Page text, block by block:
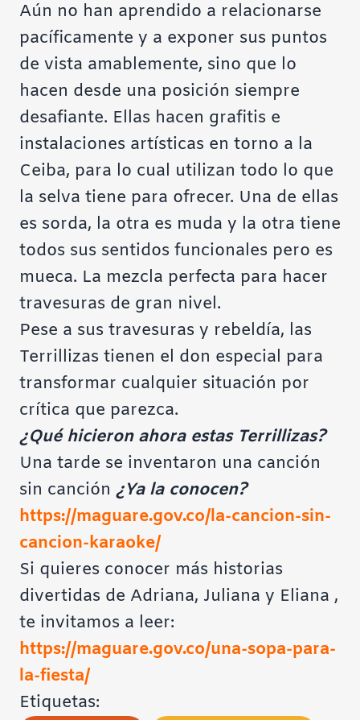
Aún no han aprendido a relacionarse
pacíficamente y a exponer sus puntos
de vista amablemente, sino que lo
hacen desde una posición siempre
desafiante. Ellas hacen grafitis e
instalaciones artísticas en torno a la
Ceiba, para lo cual utilizan todo lo que
la selva tiene para ofrecer. Una de ellas
es sorda, la otra es muda y la otra tiene
todos sus sentidos funcionales pero es
mueca. La mezcla perfecta para hacer
travesuras de gran nivel.
Pese a sus travesuras y rebeldía, las
Terrillizas tienen el don especial para
transformar cualquier situación por
crítica que parezca.
¿Qué hicieron ahora estas Terrillizas?
Una tarde se inventaron una canción
sin canción ¿Ya la conocen?
https://maguare.gov.co/la-cancion-sin-
cancion-karaoke/
Si quieres conocer más historias
divertidas de Adriana, Juliana y Eliana ,
te invitamos a leer:
https://maguare.gov.co/una-sopa-para-
la-fiesta/
Etiquetas: